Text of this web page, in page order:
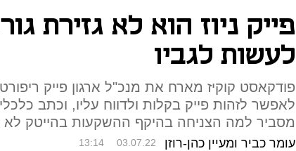
פייק ניוז הוא לא גזירת
לעשות לגביו
פודקאסט קוקיז מארח את מנכ"ל ארגון פייק
לאפשר לזהות פייק בקלות ולדווח עליו, וכתב
מסביר למה הצניחה בהיקף ההשקעות בהייטק לא
עומר כביר ומעיין כהן-רוזן 13:14 03.07.22